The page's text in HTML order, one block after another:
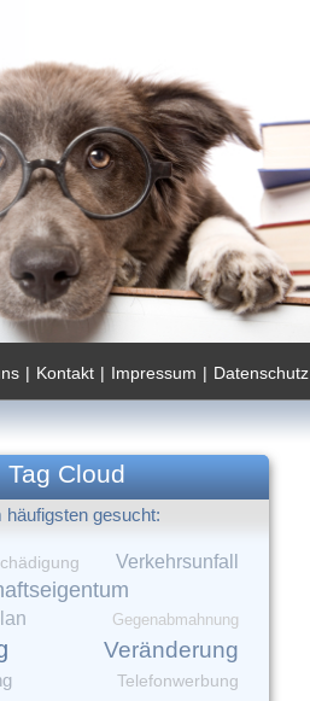
Datenschutz
|
Impressum
|
Kontakt
|
Tag Cloud
häufigsten gesucht:
Verkehrsunfall
Gegenabmahnung
Veränderung
Telefonwerbung